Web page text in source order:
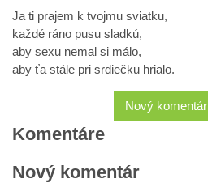
Ja ti prajem k tvojmu sviatku,
každé ráno pusu sladkú,
aby sexu nemal si málo,
aby ťa stále pri srdiečku hrialo.
Nový komentár
Komentáre
Nový komentár